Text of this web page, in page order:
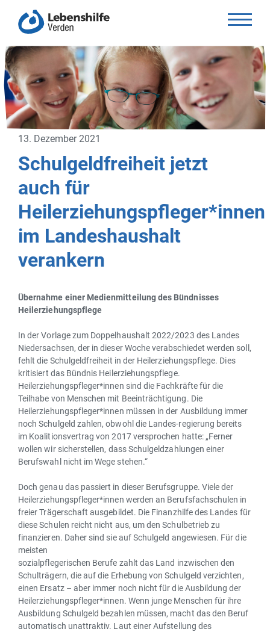
13. Dezember 2021
Schulgeldfreiheit jetzt
auch für
Heilerziehungspfleger*innen
im Landeshaushalt
verankern
Übernahme einer Medienmitteilung des Bündnisses
Heilerziehungspflege
In der Vorlage zum Doppelhaushalt 2022/2023 des Landes
Niedersachsen, der in dieser Woche verabschiedet werden soll,
fehlt die Schulgeldfreiheit in der Heilerziehungspflege. Dies
kritisiert das Bündnis Heilerziehungspflege.
Heilerziehungspfleger*innen sind die Fachkräfte für die
Teilhabe von Menschen mit Beeinträchtigung. Die
Heilerziehungspfleger*innen müssen in der Ausbildung immer
noch Schulgeld zahlen, obwohl die Landes-regierung bereits
im Koalitionsvertrag von 2017 versprochen hatte: „Ferner
wollen wir sicherstellen, dass Schulgeldzahlungen einer
Berufswahl nicht im Wege stehen.“
Doch genau das passiert in dieser Berufsgruppe. Viele der
Heilerziehungspfleger*innen werden an Berufsfachschulen in
freier Trägerschaft ausgebildet. Die Finanzhilfe des Landes für
diese Schulen reicht nicht aus, um den Schulbetrieb zu
finanzieren. Daher sind sie auf Schulgeld angewiesen. Für die
meisten
sozialpflegerischen Berufe zahlt das Land inzwischen den
Schulträgern, die auf die Erhebung von Schulgeld verzichten,
einen Ersatz – aber immer noch nicht für die Ausbildung der
Heilerziehungspfleger*innen. Wenn junge Menschen für ihre
Ausbildung Schulgeld bezahlen müssen, macht das den Beruf
automatisch unattraktiv. Laut einer Aufstellung des